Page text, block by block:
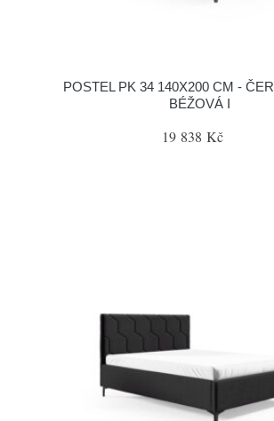
POSTEL PK 34 140X200 CM -
BÉŽOVÁ I
19 838 Kč